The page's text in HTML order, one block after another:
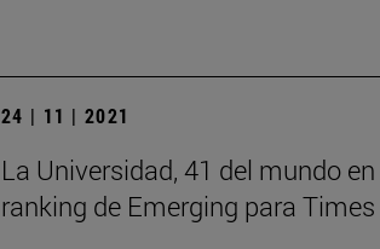
24 | 11 | 2021
La Universidad, 41 del mundo
ranking de Emerging para